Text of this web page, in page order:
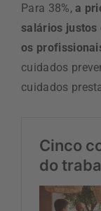
Para 38%,a
salários justos
os
cuidados
cuidados